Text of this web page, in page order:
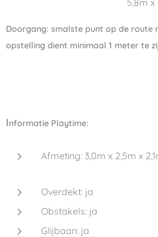
5,8m x
Doorgang: smalste punt op de route
opstelling dient minimaal 1 meter te
Informatie Playtime:
Afmeting: 3,0m x 2,5m x
Overdekt: ja
Obstakels: ja
Glijbaan: ja